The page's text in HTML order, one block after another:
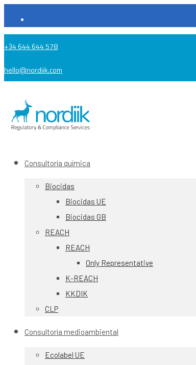
+34 644 644 578
hello@nordiik.com
Consultoría química
Biocidas
Biocidas UE
Biocidas GB
REACH
REACH
Only Representative
K-REACH
KKDIK
CLP
Consultoría medioambiental
Ecolabel UE